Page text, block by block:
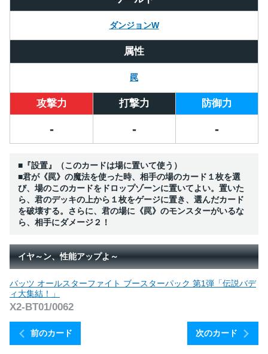
ダンジョンW
属性
罠
攻撃力 打撃力 防御力
- - -
■『設置』（このカードは場に置いて使う）
■君が《罠》の魔法を使った時、相手の場のカード１枚を選
び、場のこのカードをドロップゾーンに置いてよい。置いた
ら、君のデッキの上から１枚をゲージに置き、選んだカード
を破壊する。さらに、君の場に《罠》のモンスターがいるな
ら、相手にダメージ２！
イヤ～ン、性能アップよ～
前のカード
バッツ オールスターファイト ブースターパック 第1弾「伝説バデ
ィ大集結！」
X2-BT01/0062
次のカード